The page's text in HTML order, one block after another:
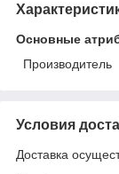
Основные
Производитель
Условия
Доставка